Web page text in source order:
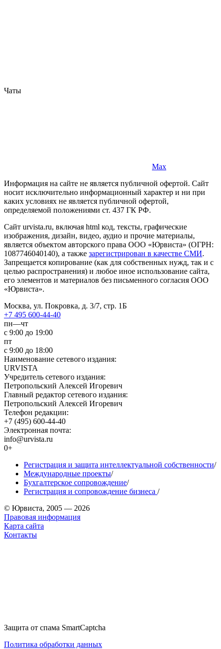
Чаты
Max
Информация на сайте не является публичной офертой. Cайт
носит исключительно информационный характер и ни при
каких условиях не является публичной офертой,
определяемой положениями ст. 437 ГК РФ.
Сайт urvista.ru, включая html код, тексты, графические
изображения, дизайн, видео­, аудио­ и прочие материалы,
является объектом авторского права ООО «Юрвиста» (ОГРН:
1087746040140), а также зарегистрирован в качестве СМИ.
Запрещается копирование (как для собственных нужд, так и с
целью распространения) и любое иное использование сайта,
его элементов и материалов без письменного согласия ООО
«Юрвиста».
Москва, ул. Покровка, д. 3/7, стр. 1Б
+7 495 600-44-40
пн—чт
с 9:00 до 19:00
пт
с 9:00 до 18:00
Наименование сетевого издания:
URVISTA
Учредитель сетевого издания:
Петропольский Алексей Игоревич
Главный редактор сетевого издания:
Петропольский Алексей Игоревич
Телефон редакции:
+7 (495) 600-44-40
Электронная почта:
info@urvista.ru
0+
Регистрация и защита интеллектуальной собственности/
Международные проекты/
Бухгалтерское сопровождение/
Регистрация и сопровождение бизнеса /
© Юрвиста, 2005 — 2026
Правовая информация
Карта сайта
Контакты
Защита от спама SmartCaptcha
Политика обработки данных